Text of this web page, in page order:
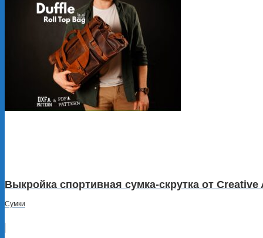
Выкройка спортивная сумка-скрутка от Creative
Сумки